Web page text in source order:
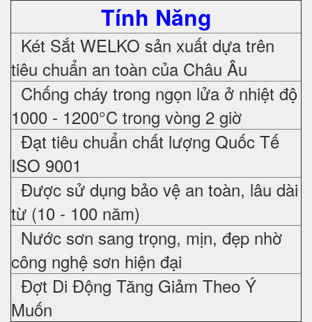
Tính Năng
Két Sắt WELKO sản xuất dựa trên
tiêu chuẩn an toàn của Châu Âu
Chống cháy trong ngọn lửa ở nhiệt độ
1000 - 1200°C trong vòng 2 giờ
Đạt tiêu chuẩn chất lượng Quốc Tế
ISO 9001
Được sử dụng bảo vệ an toàn, lâu dài
từ (10 - 100 năm)
Nước sơn sang trọng, mịn, đẹp nhờ
công nghệ sơn hiện đại
Đợt Di Động Tăng Giảm Theo Ý
Muốn